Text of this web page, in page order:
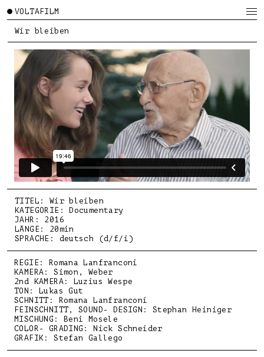
VOLTAFILM
Wir bleiben
TITEL: Wir bleiben
KATEGORIE: Documentary
JAHR: 2016
LÄNGE: 20min
SPRACHE: deutsch (d/f/i)
REGIE: Romana Lanfranconi
KAMERA: Simon, Weber
2nd KAMERA: Luzius Wespe
TON: Lukas Gut
SCHNITT: Romana Lanfranconi
FEINSCHNITT, SOUND- DESIGN: Stephan Heiniger
MISCHUNG: Beni Mosele
COLOR- GRADING: Nick Schneider
GRAFIK: Stefan Gallego